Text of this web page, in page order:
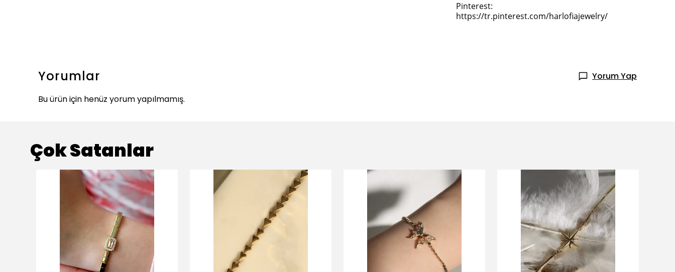
Pinterest:
https://tr.pinterest.com/harlofiajewelry/
Yorumlar
Yorum Yap
Bu ürün için henüz yorum yapılmamış.
Çok Satanlar